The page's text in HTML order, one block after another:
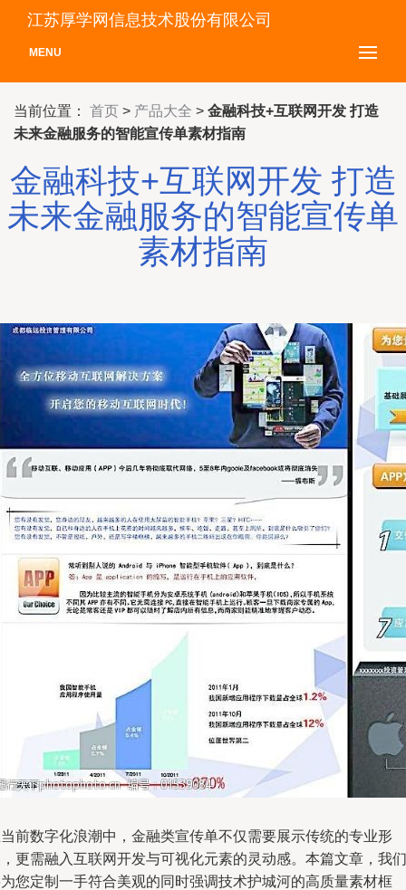
江苏厚学网信息技术股份有限公司
MENU
当前位置： 首页 > 产品大全 > 金融科技+互联网开发 打造
未来金融服务的智能宣传单素材指南
金融科技+互联网开发 打造
未来金融服务的智能宣传单
素材指南
前数字化浪潮中，金融类宣传单不仅需要展示传统的专业形
更需融入互联网开发与可视化元素的灵动感。本篇文章，我们
您定制一手符合美观的同时强调技术护城河的高质量素材框